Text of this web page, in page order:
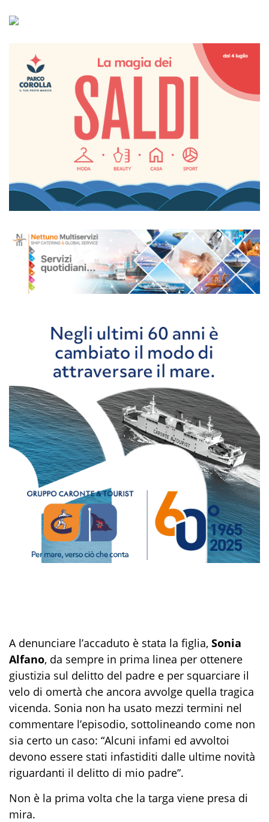
A denunciare l’accaduto è stata la figlia, Sonia
Alfano, da sempre in prima linea per ottenere
giustizia sul delitto del padre e per squarciare il
velo di omertà che ancora avvolge quella tragica
vicenda. Sonia non ha usato mezzi termini nel
commentare l’episodio, sottolineando come non
sia certo un caso: “Alcuni infami ed avvoltoi
devono essere stati infastiditi dalle ultime novità
riguardanti il delitto di mio padre”.
Non è la prima volta che la targa viene presa di
mira.